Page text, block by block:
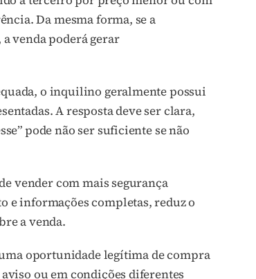
Da mesma forma, se a
venda poderá gerar
o inquilino geralmente possui
A resposta deve ser clara,
pode não ser suficiente se não
vender com mais segurança
e informações completas, reduz o
a venda.
oportunidade legítima de compra
ou em condições diferentes